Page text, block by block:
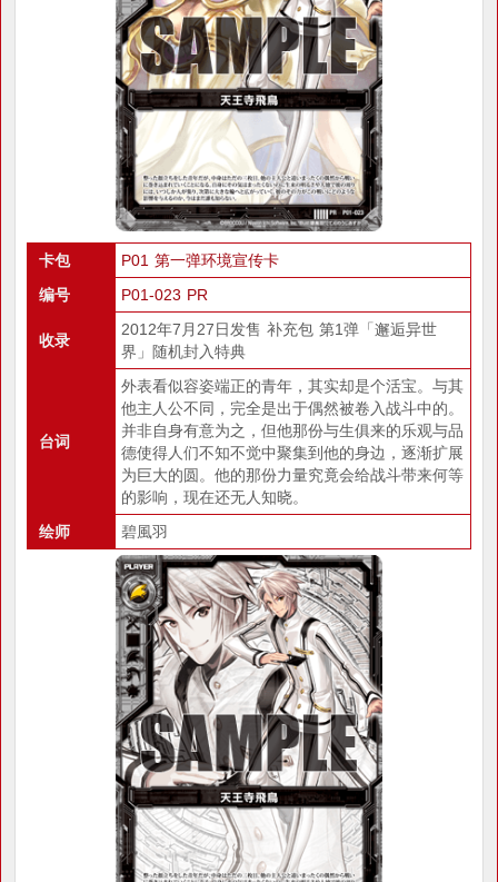
卡包
P01 第一弹环境宣传卡
编号
P01-023 PR
收录
2012年7月27日发售 补充包 第1弹「邂逅异世
界」随机封入特典
台词
外表看似容姿端正的青年，其实却是个活宝。与其
他主人公不同，完全是出于偶然被卷入战斗中的。
并非自身有意为之，但他那份与生俱来的乐观与品
德使得人们不知不觉中聚集到他的身边，逐渐扩展
为巨大的圆。他的那份力量究竟会给战斗带来何等
的影响，现在还无人知晓。
绘师
碧風羽